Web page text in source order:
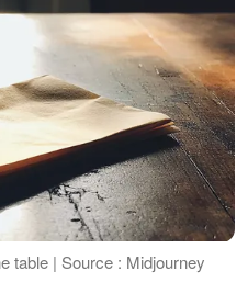
table | Source : Midjourney